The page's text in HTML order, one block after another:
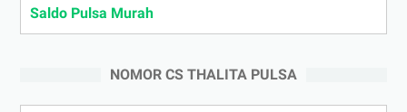
Saldo Pulsa Murah
NOMOR CS THALITA PULSA